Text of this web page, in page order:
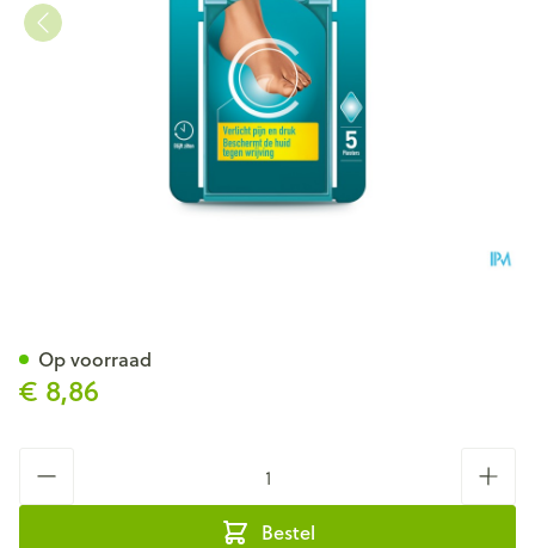
€ 8,86
Bestel
Op voorraad